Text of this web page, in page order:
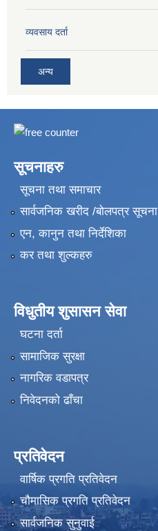
व्यवसाय दर्ता
अन्य
सूचनाहरु
सूचना तथा समाचार
सार्वजनिक खरीद /बोलपत्र सूचना
एन, कानुन तथा निर्देशिका
कर तथा शुल्कहरु
विधुतीय शुसासन सेवा
घटना दर्ता
सामाजिक सुरक्षा
नागरिक वडापत्र
निवेदनको ढाँचा
प्रतिवेदन
वार्षिक प्रगति प्रतिवेदन
चौमासिक प्रगति प्रतिवेदन
सार्वजनिक सुनुवाई